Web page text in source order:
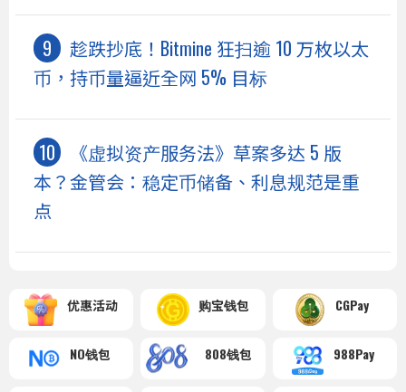
趁跌抄底！Bitmine 狂扫逾 10 万枚以太
币，持币量逼近全网 5% 目标
《虚拟资产服务法》草案多达 5 版
本？金管会：稳定币储备、利息规范是重
点
优惠活动 购宝钱包 CGPay
NO钱包 808钱包 988Pay